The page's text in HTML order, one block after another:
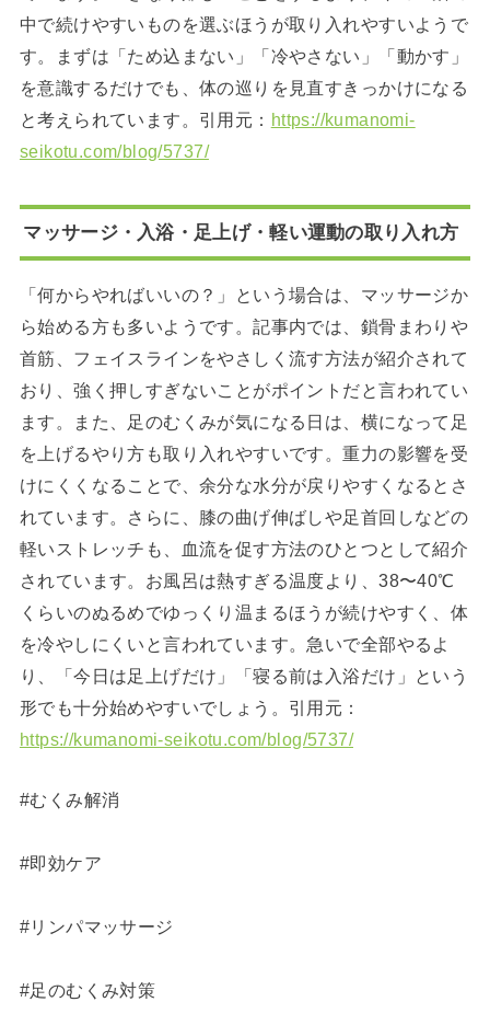
中で続けやすいものを選ぶほうが取り入れやすいようで
す。まずは「ため込まない」「冷やさない」「動かす」
を意識するだけでも、体の巡りを見直すきっかけになる
と考えられています。引用元： https://kumanomi-
seikotu.com/blog/5737/
マッサージ・入浴・足上げ・軽い運動の取り入れ方
「何からやればいいの？」という場合は、マッサージか
ら始める方も多いようです。記事内では、鎖骨まわりや
首筋、フェイスラインをやさしく流す方法が紹介されて
おり、強く押しすぎないことがポイントだと言われてい
ます。また、足のむくみが気になる日は、横になって足
を上げるやり方も取り入れやすいです。重力の影響を受
けにくくなることで、余分な水分が戻りやすくなるとさ
れています。さらに、膝の曲げ伸ばしや足首回しなどの
軽いストレッチも、血流を促す方法のひとつとして紹介
されています。お風呂は熱すぎる温度より、38〜40℃
くらいのぬるめでゆっくり温まるほうが続けやすく、体
を冷やしにくいと言われています。急いで全部やるよ
り、「今日は足上げだけ」「寝る前は入浴だけ」という
形でも十分始めやすいでしょう。引用元：
https://kumanomi-seikotu.com/blog/5737/
#むくみ解消
#即効ケア
#リンパマッサージ
#足のむくみ対策